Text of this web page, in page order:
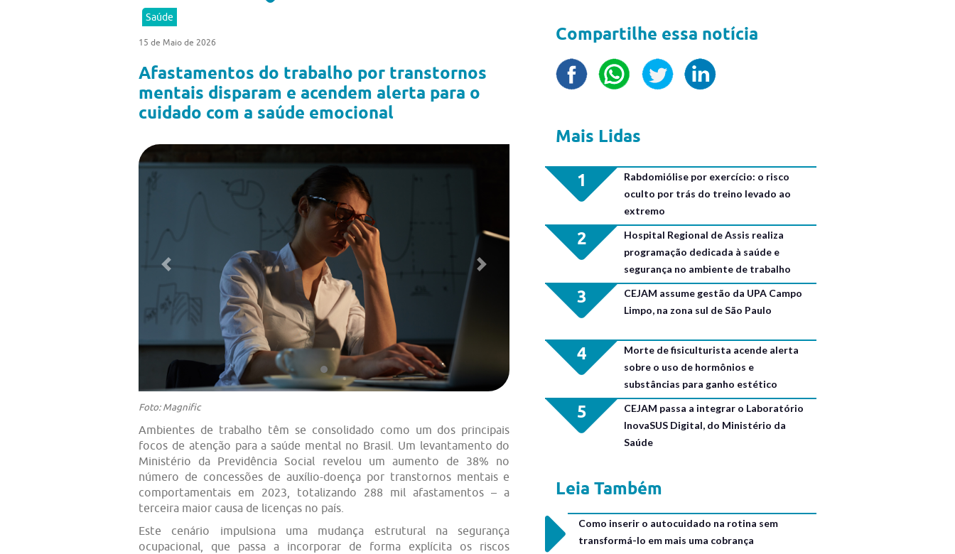
Saúde
15 de Maio de 2026
Afastamentos do trabalho por transtornos
mentais disparam e acendem alerta para o
cuidado com a saúde emocional
Previous Next
Foto: Magnific
Ambientes de trabalho têm se consolidado como um dos principais
focos de atenção para a saúde mental no Brasil. Um levantamento do
Ministério da Previdência Social revelou um aumento de 38% no
número de concessões de auxílio-doença por transtornos mentais e
comportamentais em 2023, totalizando 288 mil afastamentos – a
terceira maior causa de licenças no país.
Este cenário impulsiona uma mudança estrutural na segurança
ocupacional, que passa a incorporar de forma explícita os riscos
Compartilhe essa notícia
Mais Lidas
1
Rabdomiólise por exercício: o risco
oculto por trás do treino levado ao
extremo
2
Hospital Regional de Assis realiza
programação dedicada à saúde e
segurança no ambiente de trabalho
3
CEJAM assume gestão da UPA Campo
Limpo, na zona sul de São Paulo
4
Morte de fisiculturista acende alerta
sobre o uso de hormônios e
substâncias para ganho estético
5
CEJAM passa a integrar o Laboratório
InovaSUS Digital, do Ministério da
Saúde
Leia Também
Como inserir o autocuidado na rotina sem
transformá-lo em mais uma cobrança